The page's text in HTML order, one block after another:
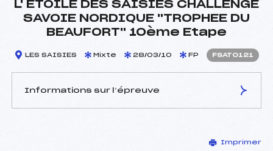
L' ETOILE DES SAISIES CHALLENGE
SAVOIE NORDIQUE "TROPHEE DU
BEAUFORT" 10ème Etape
LES SAISIES Mixte 28/03/10 FP FSAT0121
Informations sur l’épreuve
RAMIERE BERNARD (SA)
Imprimer